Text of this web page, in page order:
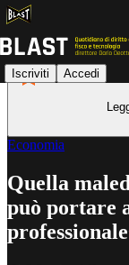
Iscriviti Accedi
Economia
Quella
può portare